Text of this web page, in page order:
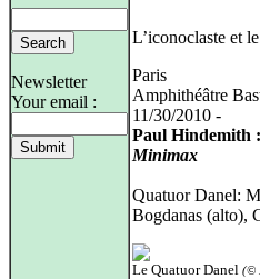
Newsletter
Your email :
L’iconoclaste et
Paris
Amphithéâtre
11/30/2010 -
Paul Hindemith :
Minimax
Quatuor Danel:
Bogdanas (alto),
Le Quatuor Danel (©